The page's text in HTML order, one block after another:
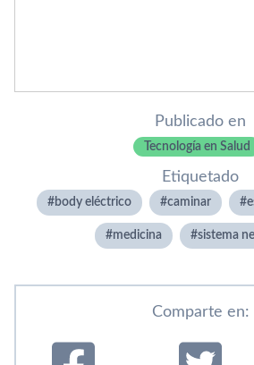
Publicado en
Tecnología en Salud
Etiquetado
body eléctrico caminar
medicina sistema
Comparte en: